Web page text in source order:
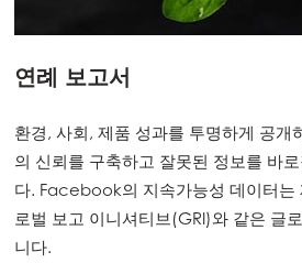
연례 보고서
환경, 사회, 제품 성과를 투명하게 공개
의 신뢰를 구축하고 잘못된 정보를 바
다. Facebook의 지속가능성 데이터는
로벌 보고 이니셔티브(GRI)와 같은 글
니다.